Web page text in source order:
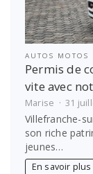
AUTOS MOTOS
Permis de
vite avec
Marise 31
Villefranche-
son riche
jeunes…
En savoir plus